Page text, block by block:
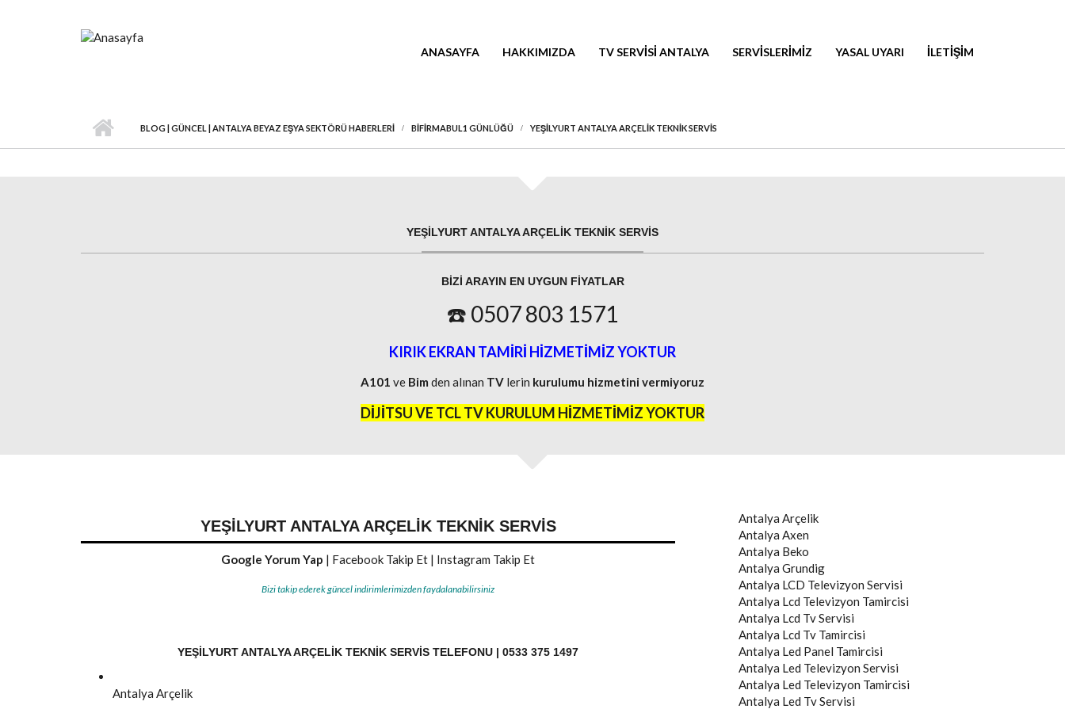
ANASAYFA HAKKIMIZDA TV SERVISI ANTALYA SERVISLERIMIZ YASAL UYARI İLETIŞIM
BLOG | GÜNCEL | ANTALYA BEYAZ EŞYA SEKTÖRÜ HABERLERI BIFIRMABUL1 GÜNLÜĞÜ YEŞILYURT ANTALYA ARÇELIK TEKNIK SERVIS
YEŞILYURT ANTALYA ARÇELIK TEKNIK SERVIS
BIZI ARAYIN EN UYGUN FIYATLAR
☎️ 0507 803 1571
KIRIK EKRAN TAMİRİ HİZMETİMİZ YOKTUR
A101 ve Bim den alınan TV lerin kurulumu hizmetini vermiyoruz
DİJİTSU VE TCL TV KURULUM HİZMETİMİZ YOKTUR
YEŞILYURT ANTALYA ARÇELIK TEKNIK SERVIS
Google Yorum Yap | Facebook Takip Et | Instagram Takip Et
Bizi takip ederek güncel indirimlerimizden faydalanabilirsiniz
YEŞILYURT ANTALYA ARÇELIK TEKNIK SERVIS TELEFONU | 0533 375 1497
Antalya Arçelik
Antalya Arçelik
Antalya Axen
Antalya Beko
Antalya Grundig
Antalya LCD Televizyon Servisi
Antalya Lcd Televizyon Tamircisi
Antalya Lcd Tv Servisi
Antalya Lcd Tv Tamircisi
Antalya Led Panel Tamircisi
Antalya Led Televizyon Servisi
Antalya Led Televizyon Tamircisi
Antalya Led Tv Servisi